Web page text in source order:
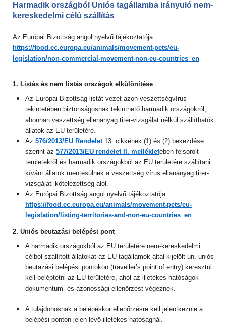
Harmadik országból Uniós tagállamba irányuló nem-
kereskedelmi célú szállítás
Az Európai Bizottság angol nyelvű tájékoztatója:
https://food.ec.europa.eu/animals/movement-pets/eu-
legislation/non-commercial-movement-non-eu-countries_en
1. Listás és nem listás országok elkülönítése
Az Európai Bizottság listát vezet azon veszettségvírus
tekintetében biztonságosnak tekinthető harmadik országokról,
ahonnan veszettség ellenanyag titer-vizsgálat nélkül szállíthatók
állatok az EU területére.
Az 576/2013/EU Rendelet13. cikkének (1) és (2) bekezdése
szerint az 577/2013/EU rendelet II. mellékletében felsorolt
területekről és harmadik országokból az EU területére szállítani
kívánt állatok mentesülnek a veszettség vírus ellananyag titer-
vizsgálati kötelezettség alól.
Az Európai Bizottság angol nyelvű tájékoztatója:
https://food.ec.europa.eu/animals/movement-pets/eu-
legislation/listing-territories-and-non-eu-countries_en
2. Uniós beutazási belépési pont
A harmadik országokból az EU területére nem-kereskedelmi
célból szállított állatokat az EU-tagállamok által kijelölt ún. uniós
beutazási belépési pontokon (traveller’s point of entry) keresztül
kell beléptetni az EU területére, ahol az illetékes hatóságok
dokumentum- és azonossági-ellenőrzést végeznek.
A tulajdonosnak a belépéskor ellenőrzésre kell jelentkeznie a
belépési ponton jelen lévő illetékes hatóságnál.